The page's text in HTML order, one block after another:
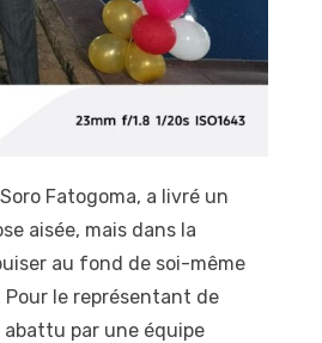
Fatogoma, a livré un
aisée, mais dans la
au fond de soi-même
le représentant de
par une équipe